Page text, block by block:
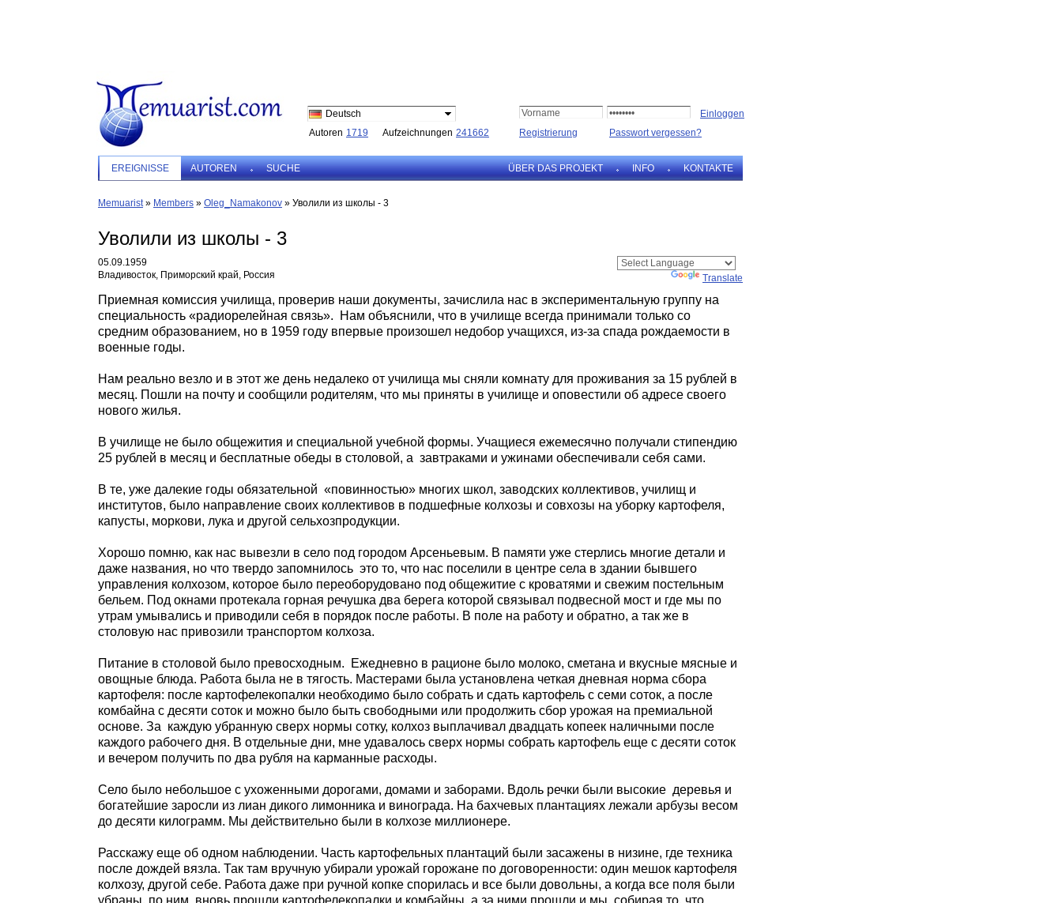
Deutsch
Autoren 1719 Aufzeichnungen 241662 Registrierung Passwort vergessen?
EREIGNISSE AUTOREN SUCHE ÜBER DAS PROJEKT INFO KONTAKTE
Memuarist» Members » Oleg_Namakonov » Уволили из школы - 3
Уволили из школы - 3
05.09.1959
Владивосток, Приморский край, Россия
Translate
Приемная комиссия училища, проверив наши документы, зачислила нас в экспериментальную группу на
специальность «радиорелейная связь».
Нам объяснили, что в училище всегда принимали только со
средним образованием, но в 1959 году впервые произошел недобор учащихся, из-за спада рождаемости в
военные годы.
Нам реально везло и в этот же день недалеко от училища мы сняли комнату для проживания за 15 рублей в
месяц. Пошли на почту и сообщили родителям, что мы приняты в училище и оповестили об адресе своего
нового жилья.
В училище не было общежития и специальной учебной формы. Учащиеся ежемесячно получали стипендию
25 рублей в месяц и бесплатные обеды в столовой, а завтраками и ужинами обеспечивали себя сами.
В те, уже далекие годы обязательной «повинностью» многих школ, заводских коллективов, училищ и
институтов, было направление своих коллективов в подшефные колхозы и совхозы на уборку картофеля,
капусты, моркови, лука и другой сельхозпродукции.
Хорошо помню, как нас вывезли в село под городом Арсеньевым. В памяти уже стерлись многие детали и
даже названия, но что твердо запомнилось это то, что нас поселили в центре села в здании бывшего
управления колхозом, которое было переоборудовано под общежитие с кроватями и свежим постельным
бельем. Под окнами протекала горная речушка два берега которой связывал подвесной мост и где мы по
утрам умывались и приводили себя в порядок после работы. В поле на работу и обратно, а так же в
столовую нас привозили транспортом колхоза.
Питание в столовой было превосходным.
Ежедневно в рационе было молоко, сметана и вкусные мясные и
овощные блюда. Работа была не в тягость. Мастерами была установлена четкая дневная норма сбора
картофеля: после картофелекопалки необходимо было собрать и сдать картофель с семи соток, а после
комбайна с десяти соток и можно было быть свободными или продолжить сбор урожая на премиальной
основе. За каждую убранную сверх нормы сотку, колхоз выплачивал двадцать копеек наличными после
каждого рабочего дня. В отдельные дни, мне удавалось сверх нормы собрать картофель еще с десяти соток
и вечером получить по два рубля на карманные расходы.
Село было небольшое с ухоженными дорогами, домами и заборами. Вдоль речки были высокие деревья и
богатейшие заросли из лиан дикого лимонника и винограда. На бахчевых плантациях лежали арбузы весом
до десяти килограмм. Мы действительно были в колхозе миллионере.
Расскажу еще об одном наблюдении. Часть картофельных плантаций были засажены в низине, где техника
после дождей вязла. Так там вручную убирали урожай горожане по договоренности: один мешок картофеля
колхозу, другой себе. Работа даже при ручной копке спорилась и все были довольны, а когда все поля были
убраны, по ним вновь прошли картофелекопалки и комбайны, а за ними прошли и мы, собирая то, что